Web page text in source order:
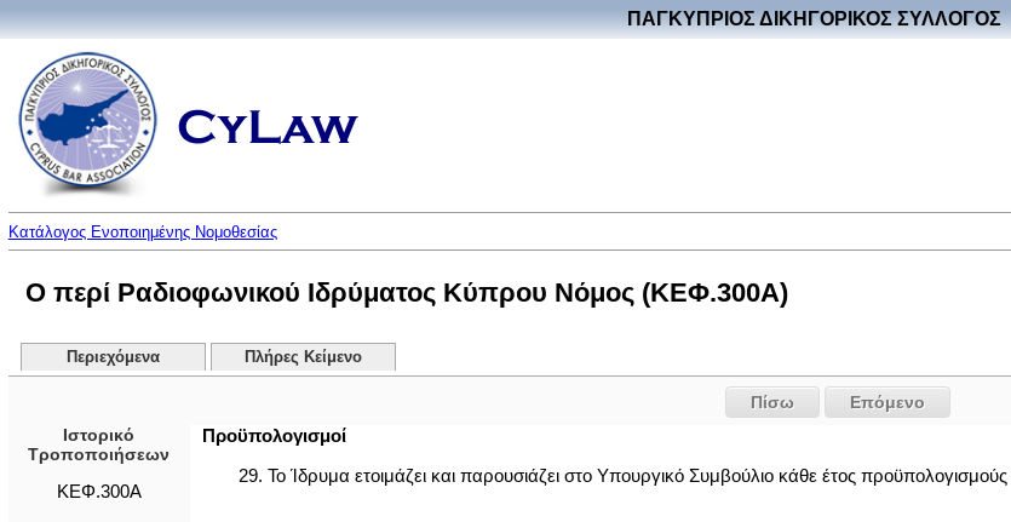
ΠΑΓΚΥΠΡΙΟΣ ΔΙΚΗΓΟΡΙΚΟΣ ΣΥΛΛΟΓΟΣ
Κατάλογος Ενοποιημένης Νομοθεσίας
Ο περί Ραδιοφωνικού Ιδρύματος Κύπρου Νόμος (ΚΕΦ.300Α)
Περιεχόμενα Πλήρες Κείμενο
Πίσω
Επόμενο
Ιστορικό
Τροποποιήσεων
ΚΕΦ.300Α
Προϋπολογισμοί
29. Το Ίδρυμα ετοιμάζει και παρουσιάζει στο Υπουργικό Συμβούλιο κάθε έτος